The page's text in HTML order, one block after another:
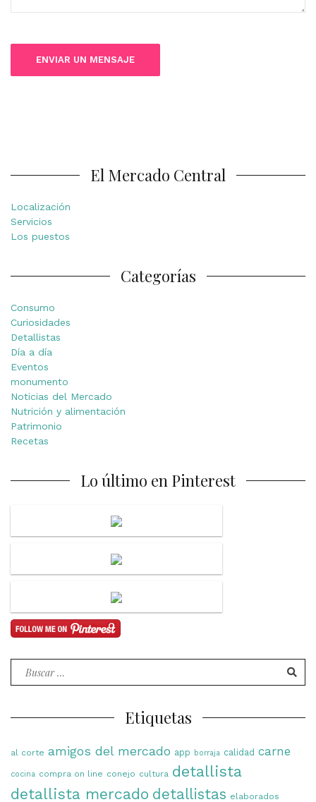
El Mercado Central
Localización
Servicios
Los puestos
Categorías
Consumo
Curiosidades
Detallistas
Día a día
Eventos
monumento
Noticias del Mercado
Nutrición y alimentación
Patrimonio
Recetas
Lo último en Pinterest
Buscar
Etiquetas
al corte amigos del mercado app borraja calidad carne
cocina compra on line conejo cultura detallista
detallista mercado detallistas elaborados